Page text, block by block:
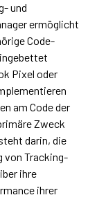
und
ermöglicht
Code-
Pixel oder
am Code der
Zweck
darin, die
von Tracking-
ihre
ihrer